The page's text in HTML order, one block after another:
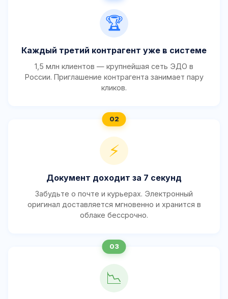
🏆
Каждый третий контрагент уже в системе
1,5 млн клиентов — крупнейшая сеть ЭДО в
России. Приглашение контрагента занимает пару
кликов.
⚡
Документ доходит за 7 секунд
Забудьте о почте и курьерах. Электронный
оригинал доставляется мгновенно и хранится в
облаке бессрочно.
📉